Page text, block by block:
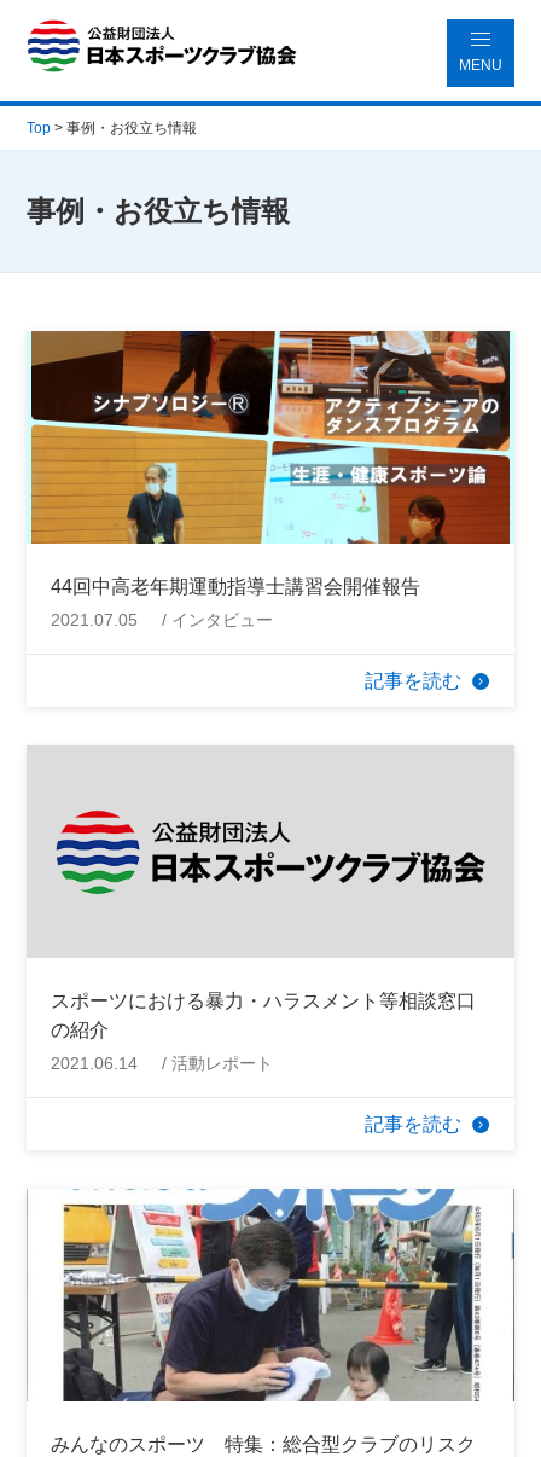
MENU
Top >事例・お役立ち情報
事例・お役立ち情報
44回中高老年期運動指導士講習会開催報告
2021.07.05 インタビュー
記事を読む
スポーツにおける暴力・ハラスメント等相談窓口
の紹介
2021.06.14 活動レポート
記事を読む
みんなのスポーツ 特集：総合型クラブのリスク